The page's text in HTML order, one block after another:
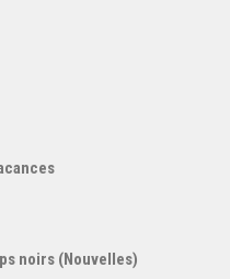
noirs (Nouvelles)